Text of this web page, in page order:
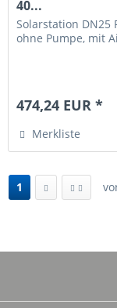
40...
Solarstation DN25
ohne Pumpe, mit
474,24 EUR *
Merkliste
1